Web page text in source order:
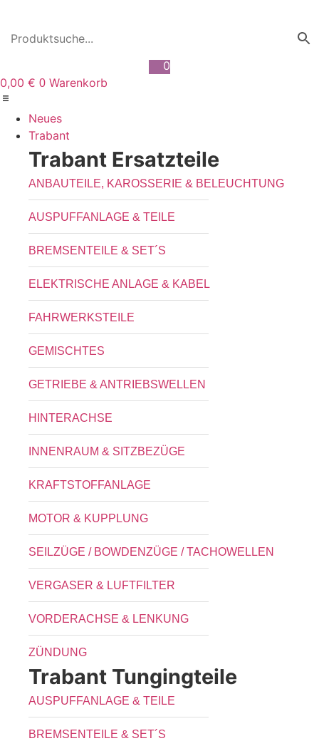
wechseln
0
0,00 € 0 Warenkorb
Neues
Trabant
Trabant Ersatzteile
ANBAUTEILE, KAROSSERIE & BELEUCHTUNG
AUSPUFFANLAGE & TEILE
BREMSENTEILE & SET´S
ELEKTRISCHE ANLAGE & KABEL
FAHRWERKSTEILE
GEMISCHTES
GETRIEBE & ANTRIEBSWELLEN
HINTERACHSE
INNENRAUM & SITZBEZÜGE
KRAFTSTOFFANLAGE
MOTOR & KUPPLUNG
SEILZÜGE / BOWDENZÜGE / TACHOWELLEN
VERGASER & LUFTFILTER
VORDERACHSE & LENKUNG
ZÜNDUNG
Trabant Tungingteile
AUSPUFFANLAGE & TEILE
BREMSENTEILE & SET´S